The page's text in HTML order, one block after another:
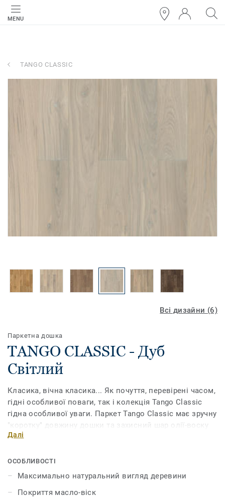
MENU
TANGO CLASSIC
Всі дизайни (6)
Паркетна дошка
TANGO CLASSIC - Дуб
Світлий
Класика, вічна класика... Як почуття, перевірені часом,
гідні особливої ​​поваги, так і колекція Tango Classic
гідна особливої ​​уваги. Паркет Tango Classic має зручну
"коротку" довжину дошки та захисний шар олії-воску
Proteco Hardwax Oil, який забезпечує кращу
Нанесення олії-воску не лише підкреслює
максимально натуральний вигляд деревини, а й
забезпечує покриттю бездоганний захист.
Далі
ОСОБЛИВОСТІ
Максимально натуральний вигляд деревини
Покриття масло-віск